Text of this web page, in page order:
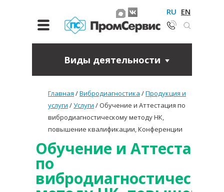
RU EN
Виды деятельности
Главная /Вибродиагностика /Продукция и
услуги /Услуги / Обучение и Аттестация по
вибродиагностическому методу НК,
повышение квалификации, Конференции
Обучение и Аттестация
по